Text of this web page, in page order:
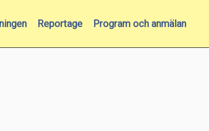
Reportage Program och anmälan